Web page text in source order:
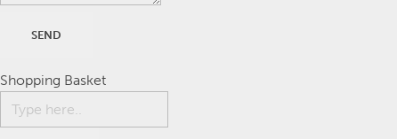
SEND
Shopping Basket